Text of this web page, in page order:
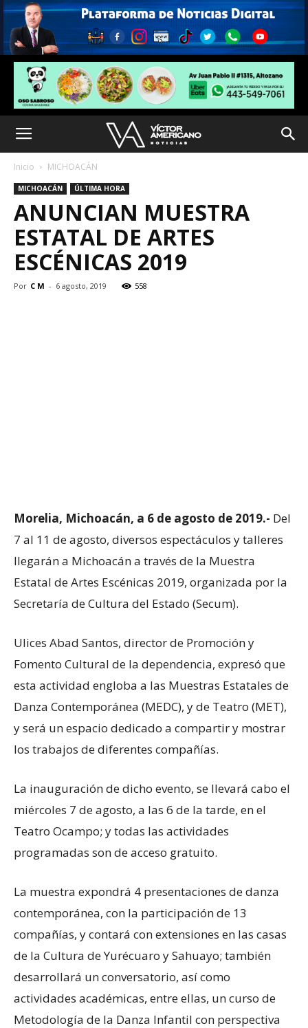
Inicio MICHOACÁN
MICHOACÁN ÚLTIMA HORA
ANUNCIAN MUESTRA
ESTATAL DE ARTES
ESCÉNICAS 2019
Por C M - 6 agosto, 2019 558
Morelia, Michoacán, a 6 de agosto de 2019.- Del
7 al 11 de agosto, diversos espectáculos y talleres
llegarán a Michoacán a través de la Muestra
Estatal de Artes Escénicas 2019, organizada por la
Secretaría de Cultura del Estado (Secum).
Ulices Abad Santos, director de Promoción y
Fomento Cultural de la dependencia, expresó que
esta actividad engloba a las Muestras Estatales de
Danza Contemporánea (MEDC), y de Teatro (MET),
y será un espacio dedicado a compartir y mostrar
los trabajos de diferentes compañías.
La inauguración de dicho evento, se llevará cabo el
miércoles 7 de agosto, a las 6 de la tarde, en el
Teatro Ocampo; y todas las actividades
programadas son de acceso gratuito.
La muestra expondrá 4 presentaciones de danza
contemporánea, con la participación de 13
compañías, y contará con extensiones en las casas
de la Cultura de Yurécuaro y Sahuayo; también
desarrollará un conversatorio, así como
actividades académicas, entre ellas, un curso de
Metodología de la Danza Infantil con perspectiva